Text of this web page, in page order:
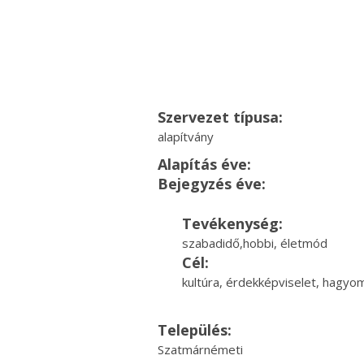
Szervezet típusa:
alapítvány
Alapítás éve:
Bejegyzés éve:
Tevékenység:
szabadidő,hobbi, életmód
Cél:
kultúra, érdekképviselet,
Település:
Szatmárnémeti